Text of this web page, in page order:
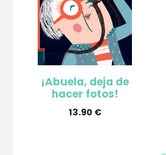
¡Abuela, deja de
hacer fotos!
13.90 €